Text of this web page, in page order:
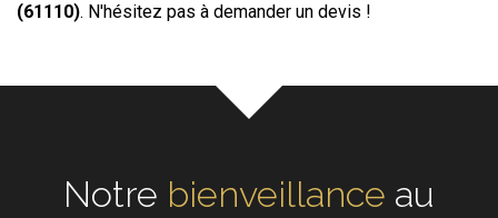
(61110). N'hésitez pas à demander un devis !
Notreécouteau cœur de